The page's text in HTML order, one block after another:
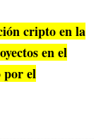
cripto en la
en el
por el